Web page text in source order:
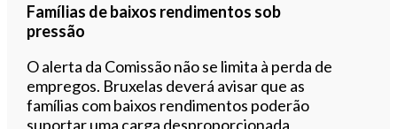
Famílias de baixos rendimentos sob
pressão
O alerta da Comissão não se limita à perda de
empregos. Bruxelas deverá avisar que as
famílias com baixos rendimentos poderão
suportar uma carga desproporcionada